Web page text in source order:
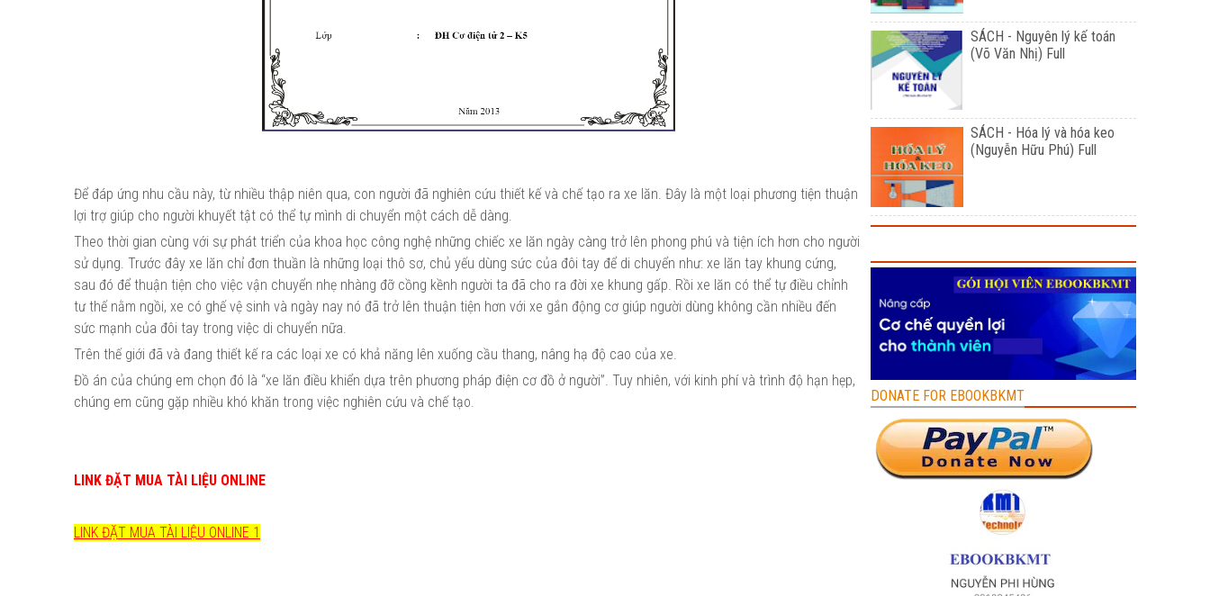
Để đáp ứng nhu cầu này, từ nhiều thập niên qua, con người đã nghiên cứu thiết kế và chế tạo ra xe lăn. Đây là một loại phương tiện thuận
lợi trợ giúp cho người khuyết tật có thể tự mình di chuyển một cách dễ dàng.
Theo thời gian cùng với sự phát triển của khoa học công nghệ những chiếc xe lăn ngày càng trở lên phong phú và tiện ích hơn cho người
sử dụng. Trước đây xe lăn chỉ đơn thuần là những loại thô sơ, chủ yếu dùng sức của đôi tay để di chuyển như: xe lăn tay khung cứng,
sau đó để thuận tiện cho việc vận chuyển nhẹ nhàng đỡ cồng kềnh người ta đã cho ra đời xe khung gấp. Rồi xe lăn có thể tự điều chỉnh
tư thế nằm ngồi, xe có ghế vệ sinh và ngày nay nó đã trở lên thuận tiện hơn với xe gắn động cơ giúp người dùng không cần nhiều đến
sức mạnh của đôi tay trong việc di chuyển nữa.
Trên thế giới đã và đang thiết kế ra các loại xe có khả năng lên xuống cầu thang, nâng hạ độ cao của xe.
Đồ án của chúng em chọn đó là “xe lăn điều khiển dựa trên phương pháp điện cơ đồ ở người”. Tuy nhiên, với kinh phí và trình độ hạn hẹp,
chúng em cũng gặp nhiều khó khăn trong việc nghiên cứu và chế tạo.
LINK ĐẶT MUA TÀI LIỆU ONLINE
LINK ĐẶT MUA TÀI LIỆU ONLINE 1
SÁCH - Nguyên lý kế toán
(Võ Văn Nhị) Full
SÁCH - Hóa lý và hóa keo
(Nguyễn Hữu Phú) Full
DONATE FOR EBOOKBKMT